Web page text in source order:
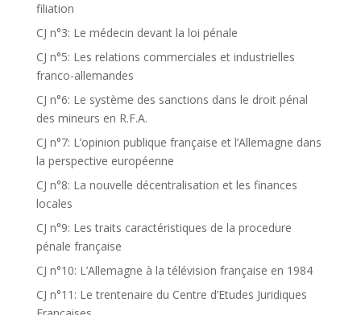
filiation
CJ n°3: Le médecin devant la loi pénale
CJ n°5: Les relations commerciales et industrielles
franco-allemandes
CJ n°6: Le système des sanctions dans le droit pénal
des mineurs en R.F.A.
CJ n°7: L’opinion publique française et l’Allemagne dans
la perspective européenne
CJ n°8: La nouvelle décentralisation et les finances
locales
CJ n°9: Les traits caractéristiques de la procedure
pénale française
CJ n°10: L’Allemagne à la télévision française en 1984
CJ n°11: Le trentenaire du Centre d’Etudes Juridiques